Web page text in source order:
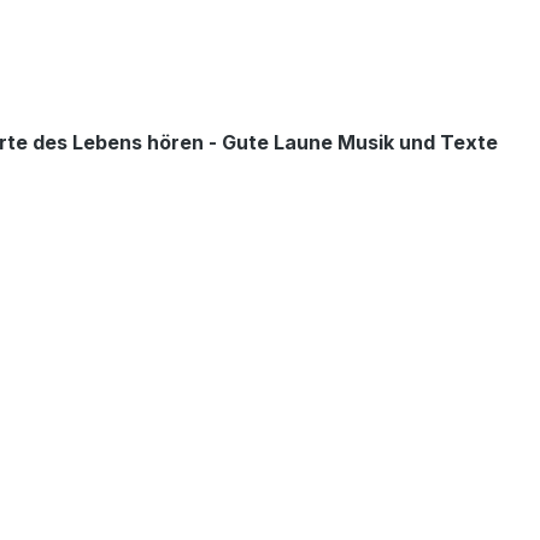
des Lebens hören - Gute Laune Musik und Texte